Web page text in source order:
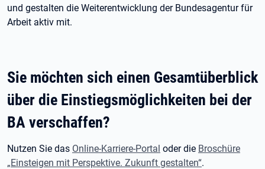
und gestalten die Weiterentwicklung der Bundesagentur für
Arbeit aktiv mit.
Sie möchten sich einen Gesamtüberblick
über die Einstiegsmöglichkeiten bei der
BA verschaffen?
Nutzen Sie das Online-Karriere-Portal oder die Broschüre
„Einsteigen mit Perspektive. Zukunft gestalten“.